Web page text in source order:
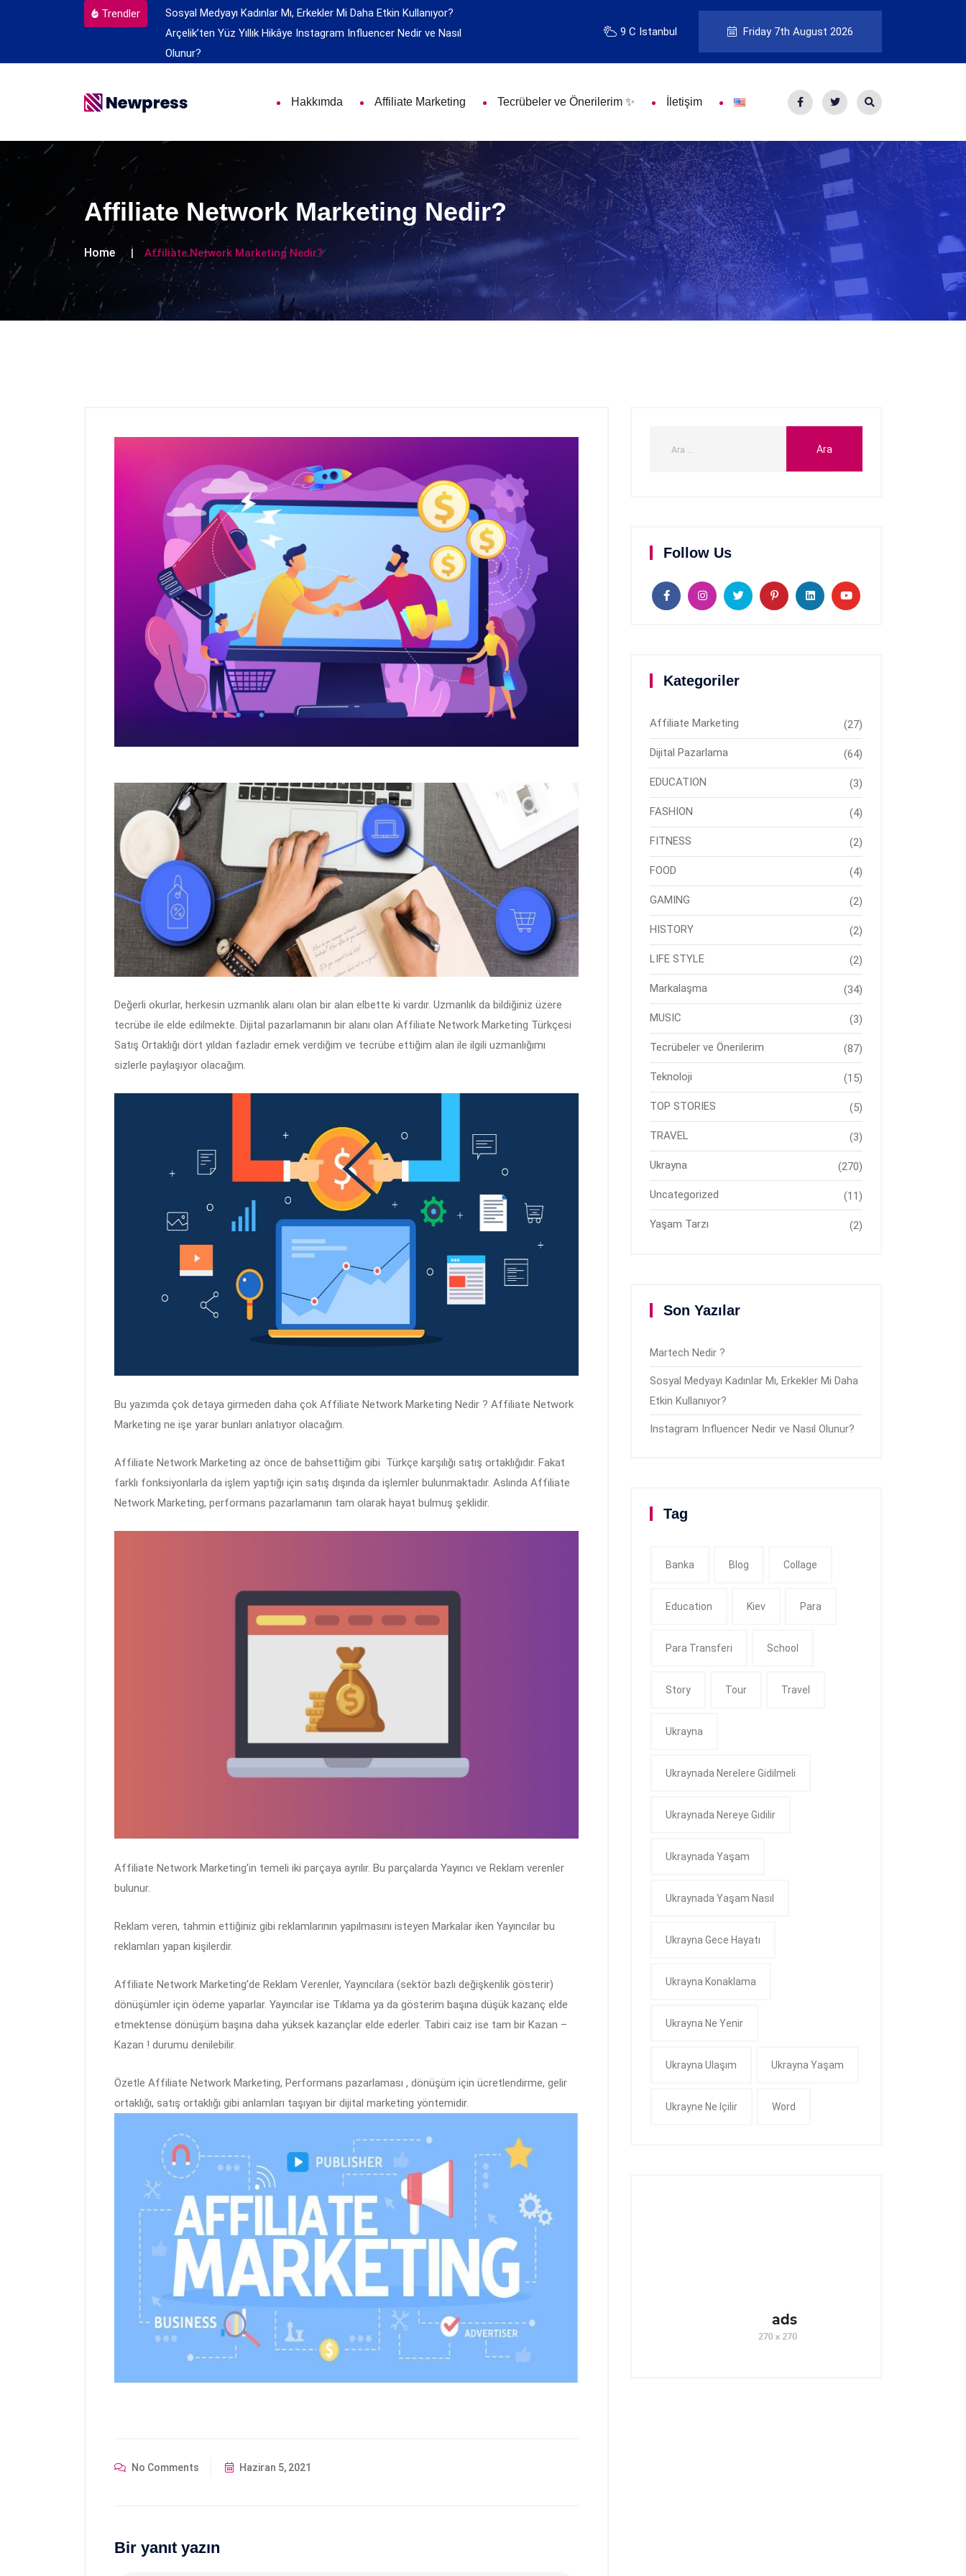
Trendler
Sosyal Medyayı Kadınlar Mı, Erkekler Mi Daha Etkin Kullanıyor?
Arçelik’ten Yüz Yıllık Hikâye Instagram Influencer Nedir ve Nasıl
Olunur?
9 C Istanbul Friday 7th August 2026
Hakkımda Affiliate Marketing Tecrübeler ve Önerilerim ✨ İletişim
Affiliate Network Marketing Nedir?
Home Affiliate Network Marketing Nedir?
Değerli okurlar, herkesin uzmanlık alanı olan bir alan elbette ki vardır. Uzmanlık da bildiğiniz üzere
tecrübe ile elde edilmekte. Dijital pazarlamanın bir alanı olan Affiliate Network Marketing Türkçesi
Satış Ortaklığı dört yıldan fazladır emek verdiğim ve tecrübe ettiğim alan ile ilgili uzmanlığımı
sizlerle paylaşıyor olacağım.
Bu yazımda çok detaya girmeden daha çok Affiliate Network Marketing Nedir ? Affiliate Network
Marketing ne işe yarar bunları anlatıyor olacağım.
Affiliate Network Marketing az önce de bahsettiğim gibi Türkçe karşılığı satış ortaklığıdır. Fakat
farklı fonksiyonlarla da işlem yaptığı için satış dışında da işlemler bulunmaktadır. Aslında Affiliate
Network Marketing, performans pazarlamanın tam olarak hayat bulmuş şeklidir.
Affiliate Network Marketing’in temeli iki parçaya ayrılır. Bu parçalarda Yayıncı ve Reklam verenler
bulunur.
Reklam veren, tahmin ettiğiniz gibi reklamlarının yapılmasını isteyen Markalar iken Yayıncılar bu
reklamları yapan kişilerdir.
Affiliate Network Marketing’de Reklam Verenler, Yayıncılara (sektör bazlı değişkenlik gösterir)
dönüşümler için ödeme yaparlar. Yayıncılar ise Tıklama ya da gösterim başına düşük kazanç elde
etmektense dönüşüm başına daha yüksek kazançlar elde ederler. Tabiri caiz ise tam bir Kazan –
Kazan ! durumu denilebilir.
Özetle Affiliate Network Marketing, Performans pazarlaması , dönüşüm için ücretlendirme, gelir
ortaklığı, satış ortaklığı gibi anlamları taşıyan bir dijital marketing yöntemidir.
No Comments Haziran 5, 2021
Bir yanıt yazın
Follow Us
Kategoriler
Affiliate Marketing (27)
Dijital Pazarlama (64)
EDUCATION (3)
FASHION (4)
FITNESS (2)
FOOD (4)
GAMING (2)
HISTORY (2)
LIFE STYLE (2)
Markalaşma (34)
MUSIC (3)
Tecrübeler ve Önerilerim (87)
Teknoloji (15)
TOP STORIES (5)
TRAVEL (3)
Ukrayna (270)
Uncategorized (11)
Yaşam Tarzı (2)
Son Yazılar
Martech Nedir ?
Sosyal Medyayı Kadınlar Mı, Erkekler Mi Daha
Etkin Kullanıyor?
Instagram Influencer Nedir ve Nasıl Olunur?
Tag
Banka Blog Collage
Education Kiev Para
Para Transferi School
Story Tour Travel
Ukrayna
Ukraynada Nerelere Gidilmeli
Ukraynada Nereye Gidilir
Ukraynada Yaşam
Ukraynada Yaşam Nasıl
Ukrayna Gece Hayatı
Ukrayna Konaklama
Ukrayna Ne Yenir
Ukrayna Ulaşım Ukrayna Yaşam
Ukrayne Ne Içilir Word